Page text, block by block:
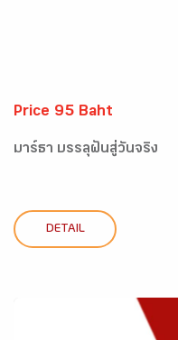
Price 95 Baht
มาร์ธา บรรลุฝันสู่วันจริง
DETAIL